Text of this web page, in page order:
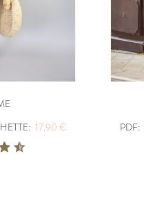
17,90 €
PDF: